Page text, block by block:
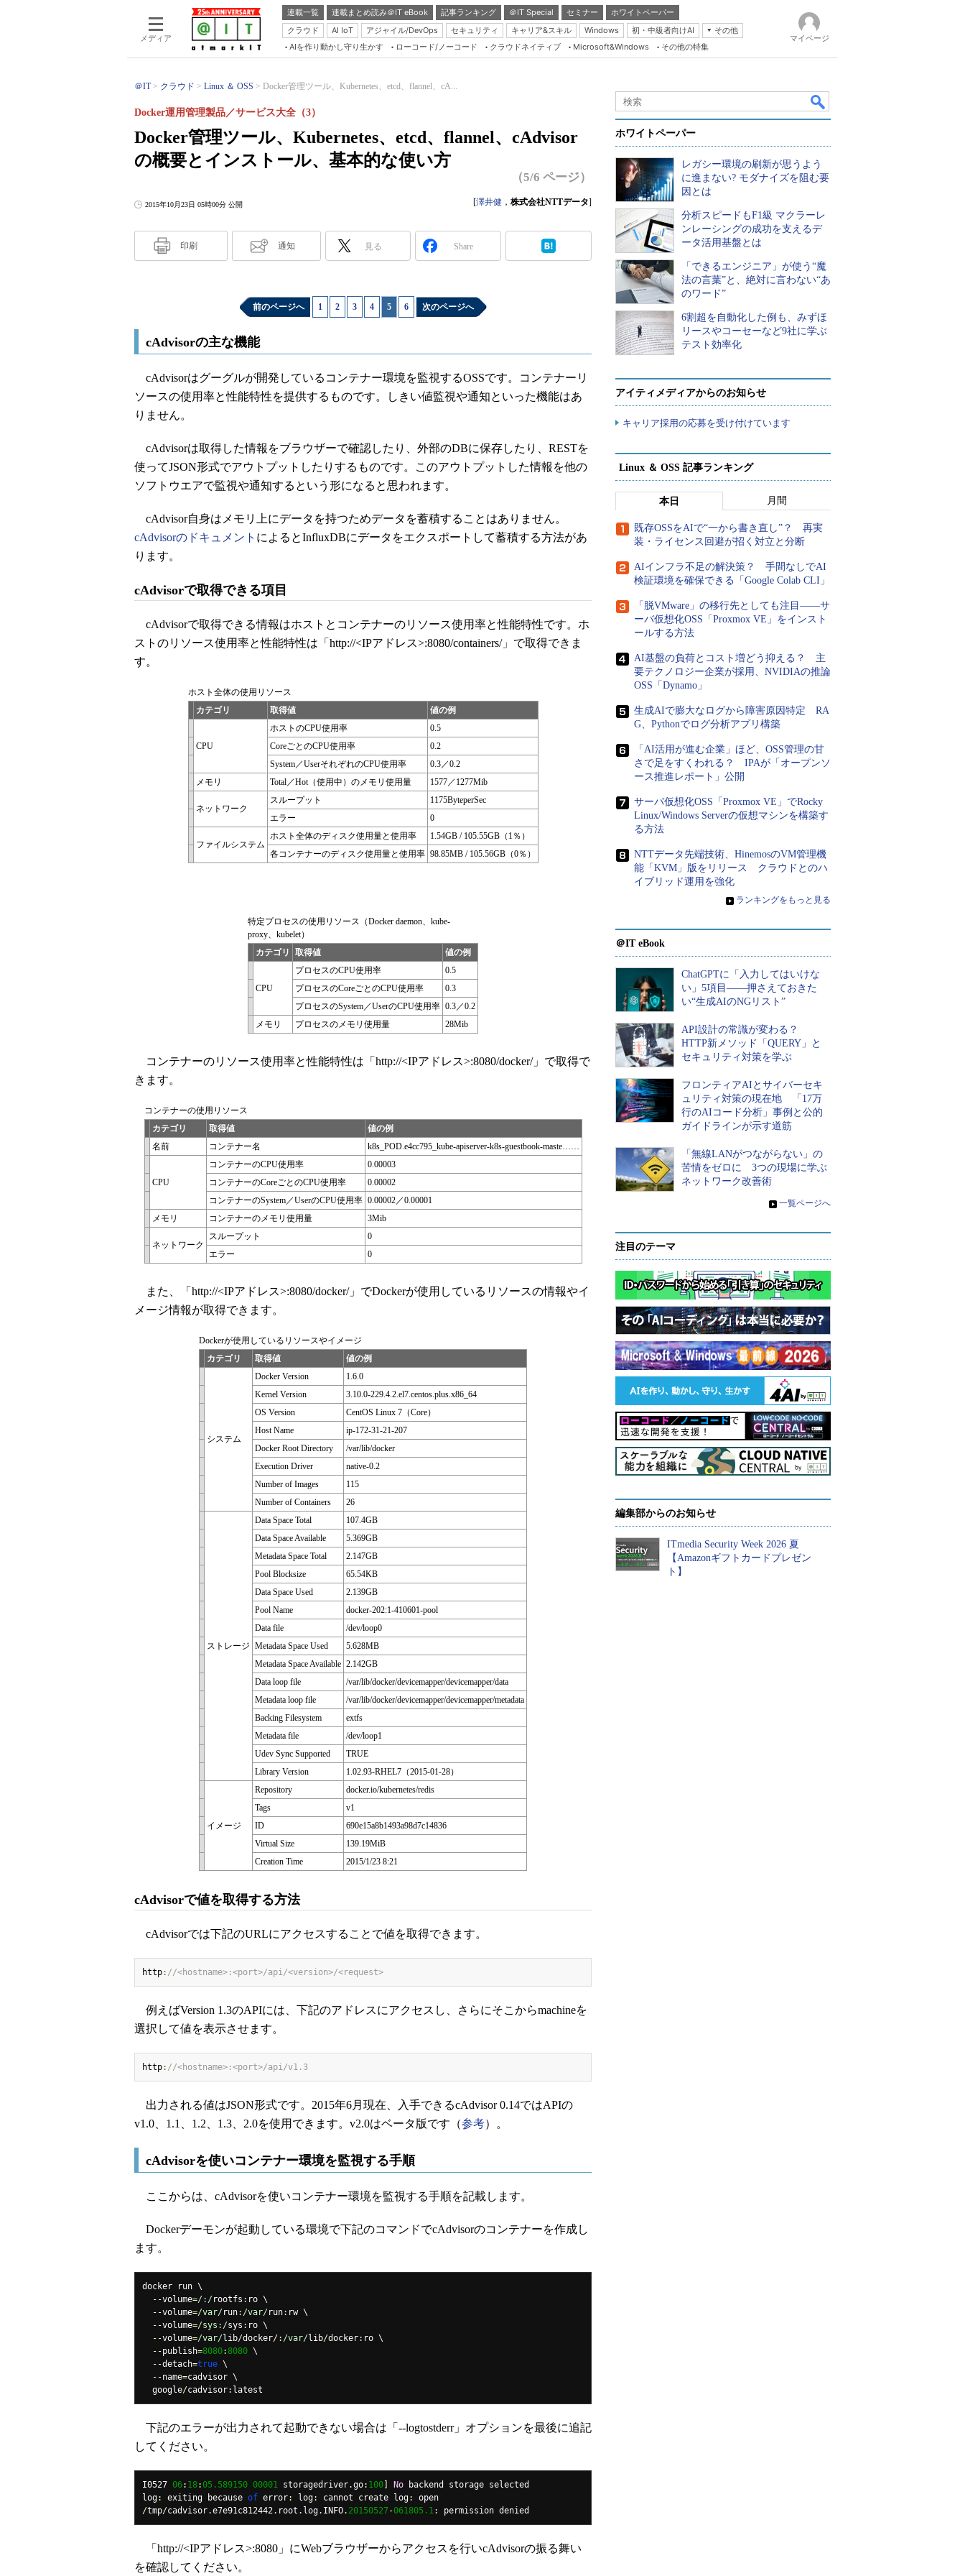
メディア
連載一覧 連載まとめ読み＠IT eBook 記事ランキング ＠IT Special セミナー
ホワイトペーパー
クラウド
AI IoT アジャイル/DevOps セキュリティ キャリア&スキル Windows 初・中級者向けAI
その他
Server & Storage
Java Agile
Database Expert
Master of IP Network
Security & Trust
Test & Tools
AIを作り動かし守り生かす ローコード/ノーコード クラウドネイティブ Microsoft&Windows その他の特集
マイページ
＠IT クラウド Linux ＆ OSS Docker管理ツール、Kubernetes、etcd、flannel、cA...
Docker管理ツール、Kubernetes、etcd、flannel、cAdvisor
の概要とインストール、基本的な使い方
Docker運用管理製品／サービス大全（3）
（5/6 ページ）
2015年10月23日 05時00分 公開 [澤井健 ， 株式会社NTTデータ]
印刷 通知 見る Share
前のページへ 1 2 3 4 5 6 次のページへ
cAdvisorの主な機能
cAdvisorはグーグルが開発しているコンテナー環境を監視するOSSです。コンテナーリ
ソースの使用率と性能特性を提供するものです。しきい値監視や通知といった機能はあ
りません。
cAdvisorは取得した情報をブラウザーで確認したり、外部のDBに保存したり、RESTを
使ってJSON形式でアウトプットしたりするものです。このアウトプットした情報を他の
ソフトウエアで監視や通知するという形になると思われます。
cAdvisor自身はメモリ上にデータを持つためデータを蓄積することはありません。
cAdvisorのドキュメント によるとInfluxDBにデータをエクスポートして蓄積する方法があ
ります。
cAdvisorで取得できる項目
cAdvisorで取得できる情報はホストとコンテナーのリソース使用率と性能特性です。ホ
ストのリソース使用率と性能特性は「http://<IPアドレス>:8080/containers/」で取得できま
す。
ホスト全体の使用リソース
カテゴリ
取得値 値の例
CPU
ホストのCPU使用率
0.5
CoreごとのCPU使用率
0.2
System／UserそれぞれのCPU使用率
0.3／0.2
メモリ
Total／Hot（使用中）のメモリ使用量 1577／1277Mib
ネットワーク
スループット
1175ByteperSec
エラー
0
ファイルシステム
ホスト全体のディスク使用量と使用率
1.54GB / 105.55GB（1％）
各コンテナーのディスク使用量と使用率 98.85MB / 105.56GB（0％）
特定プロセスの使用リソース（Docker daemon、kube-
proxy、kubelet）
カテゴリ
取得値 値の例
CPU
プロセスのCPU使用率
0.5
プロセスのCoreごとのCPU使用率
0.3
プロセスのSystem／UserのCPU使用率 0.3／0.2
メモリ
プロセスのメモリ使用量 28Mib
コンテナーのリソース使用率と性能特性は「http://<IPアドレス>:8080/docker/」で取得で
きます。
コンテナーの使用リソース
カテゴリ
取得値
値の例
名前
コンテナー名 k8s_POD.e4cc795_kube-apiserver-k8s-guestbook-maste……
CPU
コンテナーのCPU使用率
0.00003
コンテナーのCoreごとのCPU使用率
0.00002
コンテナーのSystem／UserのCPU使用率 0.00002／0.00001
メモリ
コンテナーのメモリ使用量 3Mib
ネットワーク
スループット
0
エラー
0
また、「http://<IPアドレス>:8080/docker/」でDockerが使用しているリソースの情報やイ
メージ情報が取得できます。
Dockerが使用しているリソースやイメージ
カテゴリ
取得値 値の例
システム
Docker Version
1.6.0
Kernel Version
3.10.0-229.4.2.el7.centos.plus.x86_64
OS Version
CentOS Linux 7（Core）
Host Name
ip-172-31-21-207
Docker Root Directory
/var/lib/docker
Execution Driver
native-0.2
Number of Images
115
Number of Containers
26
ストレージ
Data Space Total
107.4GB
Data Space Available
5.369GB
Metadata Space Total
2.147GB
Pool Blocksize
65.54KB
Data Space Used
2.139GB
Pool Name
docker-202:1-410601-pool
Data file
/dev/loop0
Metadata Space Used
5.628MB
Metadata Space Available 2.142GB
Data loop file
/var/lib/docker/devicemapper/devicemapper/data
Metadata loop file
/var/lib/docker/devicemapper/devicemapper/metadata
Backing Filesystem
extfs
Metadata file
/dev/loop1
Udev Sync Supported
TRUE
Library Version
1.02.93-RHEL7（2015-01-28）
イメージ
Repository
docker.io/kubernetes/redis
Tags
v1
ID
690e15a8b1493a98d7c14836
Virtual Size
139.19MiB
Creation Time
2015/1/23 8:21
cAdvisorで値を取得する方法
cAdvisorでは下記のURLにアクセスすることで値を取得できます。
http: //<hostname>:<port>/api/<version>/<request>
例えばVersion 1.3のAPIには、下記のアドレスにアクセスし、さらにそこからmachineを
選択して値を表示させます。
http: //<hostname>:<port>/api/v1.3
出力される値はJSON形式です。2015年6月現在、入手できるcAdvisor 0.14ではAPIの
v1.0、1.1、1.2、1.3、2.0を使用できます。v2.0はベータ版です（参考）。
cAdvisorを使いコンテナー環境を監視する手順
ここからは、cAdvisorを使いコンテナー環境を監視する手順を記載します。
Dockerデーモンが起動している環境で下記のコマンドでcAdvisorのコンテナーを作成し
ます。
docker run \
--volume=/:/rootfs : ro \
--volume=/var/run: /var/run: rw \
--volume=/sys:/sys : ro \
--volume=/var/lib/docker/: /var/lib/docker: ro \
--publish=8080:8080 \
--detach=true \
--name=cadvisor \
  google
/cadvisor: latest
下記のエラーが出力されて起動できない場合は「--logtostderr」オプションを最後に追記
してください。
I0527 06: 18:05.589150 00001 storagedriver.go: 100 No backend storage selected
log: exiting because of error: log: cannot create log:
/tmp/cadvisor.e7e91c812442. root . log. INFO. 20150527-061805.1: permission denied
「http://<IPアドレス>:8080」にWebブラウザーからアクセスを行いcAdvisorの振る舞い
を確認してください。
ホワイトペーパー
レガシー環境の刷新が思うよう
に進まない? モダナイズを阻む要
因とは
分析スピードもF1級 マクラーレ
ンレーシングの成功を支えるデ
ータ活用基盤とは
「できるエンジニア」が使う“魔
法の言葉”と、絶対に言わない“あ
のワード”
6割超を自動化した例も、みずほ
リースやコーセーなど9社に学ぶ
テスト効率化
アイティメディアからのお知らせ
キャリア採用の応募を受け付けています
Linux ＆ OSS 記事ランキング
本日 月間
既存OSSをAIで“一から書き直し”？ 再実
装・ライセンス回避が招く対立と分断
AIインフラ不足の解決策？ 手間なしでAI
検証環境を確保できる「Google Colab CLI」
「脱VMware」の移行先としても注目――サ
ーバ仮想化OSS「Proxmox VE」をインスト
ールする方法
AI基盤の負荷とコスト増どう抑える？ 主
要テクノロジー企業が採用、NVIDIAの推論
OSS「Dynamo」
生成AIで膨大なログから障害原因特定 RA
G、Pythonでログ分析アプリ構築
「AI活用が進む企業」ほど、OSS管理の甘
さで足をすくわれる？ IPAが「オープンソ
ース推進レポート」公開
サーバ仮想化OSS「Proxmox VE」でRocky
Linux/Windows Serverの仮想マシンを構築す
る方法
NTTデータ先端技術、HinemosのVM管理機
能「KVM」版をリリース クラウドとのハ
イブリッド運用を強化
» ランキングをもっと見る
＠IT eBook
ChatGPTに「入力してはいけな
い」5項目――押さえておきた
い“生成AIのNGリスト”
API設計の常識が変わる？
HTTP新メソッド「QUERY」と
セキュリティ対策を学ぶ
フロンティアAIとサイバーセキ
ュリティ対策の現在地 「17万
行のAIコード分析」事例と公的
ガイドラインが示す道筋
「無線LANがつながらない」の
苦情をゼロに 3つの現場に学ぶ
ネットワーク改善術
» 一覧ページへ
注目のテーマ
編集部からのお知らせ
ITmedia Security Week 2026 夏
【Amazonギフトカードプレゼン
ト】